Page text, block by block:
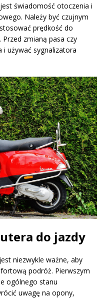
jest świadomość otoczenia i
Należy być czujnym
prędkość do
zmianą pasa czy
używać sygnalizatora
do jazdy
niezwykle ważne, aby
podróż. Pierwszym
ogólnego stanu
uwagę na opony,